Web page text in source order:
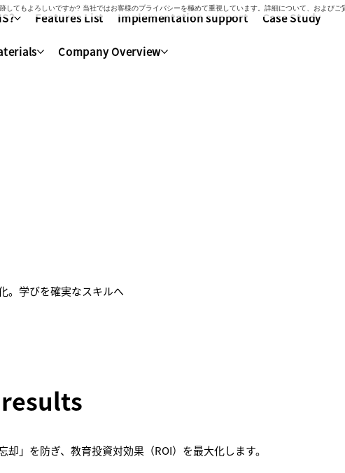
Features List Implementation support Case Study
Company Overview
。学びを確実なスキルへ
」を防ぎ、教育投資対効果（ROI）を最大化します。
してもよろしいですか? 当社ではお客様のプライバシーを極めて重視しています。詳細について、およびご